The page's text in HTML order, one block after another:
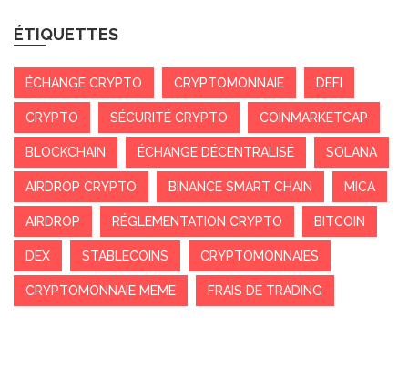
ÉTIQUETTES
ÉCHANGE CRYPTO CRYPTOMONNAIE DEFI
CRYPTO SÉCURITÉ CRYPTO COINMARKETCAP
BLOCKCHAIN ÉCHANGE DÉCENTRALISÉ SOLANA
AIRDROP CRYPTO BINANCE SMART CHAIN MICA
AIRDROP RÉGLEMENTATION CRYPTO BITCOIN
DEX STABLECOINS CRYPTOMONNAIES
CRYPTOMONNAIE MEME FRAIS DE TRADING